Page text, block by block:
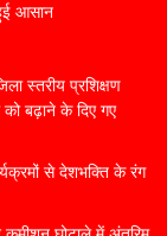
आसान
स्तरीय प्रशिक्षण
बढ़ाने के दिए गए
से देशभक्ति के रंग